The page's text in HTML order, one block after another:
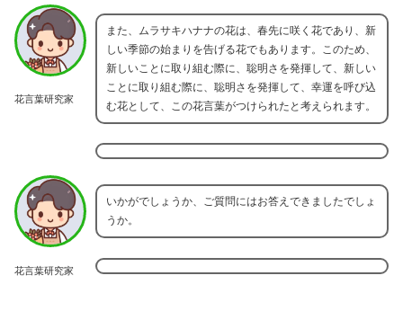
花言葉研究家
また、ムラサキハナナの花は、春先に咲く花であり、新
しい季節の始まりを告げる花でもあります。このため、
新しいことに取り組む際に、聡明さを発揮して、新しい
ことに取り組む際に、聡明さを発揮して、幸運を呼び込
む花として、この花言葉がつけられたと考えられます。
花言葉研究家
いかがでしょうか、ご質問にはお答えできましたでしょ
うか。